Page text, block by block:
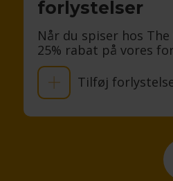
forlystelser
Når du spiser hos
25% rabat på vores
Tilføj